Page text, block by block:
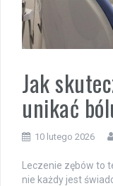
Jak
unikać
10 lutego 2026
Leczenie zębów to
nie każdy jest